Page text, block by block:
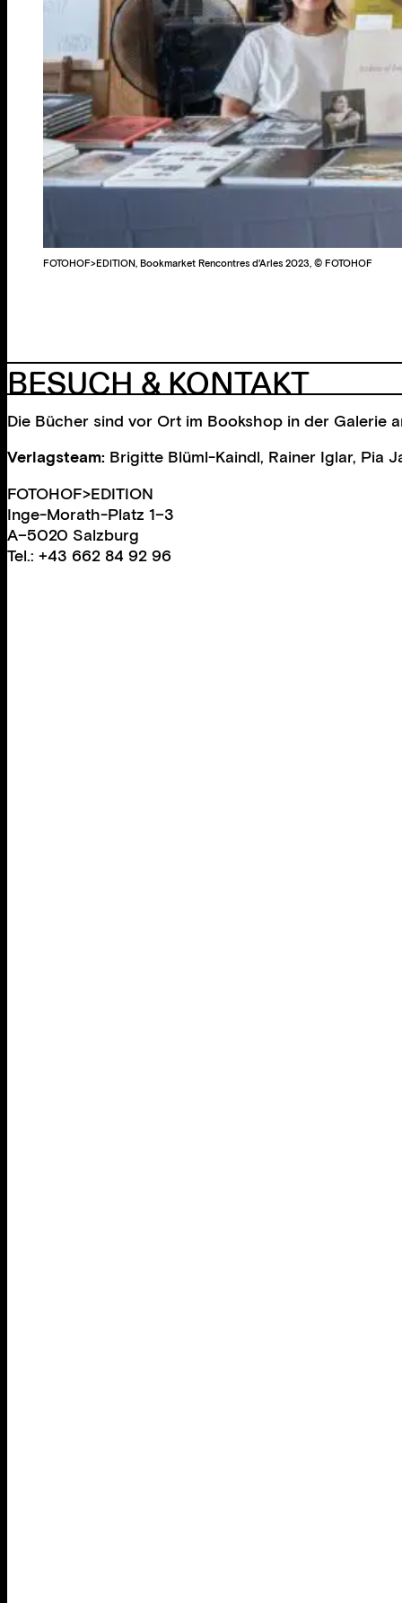
FOTOHOF>EDITION, Bookmarket Rencontres d'Arles 2023, © FOTOHOF
BESUCH & KONTAKT
Die Bücher sind vor Ort im Bookshop in der Galerie
Verlagsteam: Brigitte Blüml-Kaindl, Rainer Iglar, Pia
FOTOHOF>EDITION
Inge-Morath-Platz 1–3
A–5020 Salzburg
Tel.: +43 662 84 92 96